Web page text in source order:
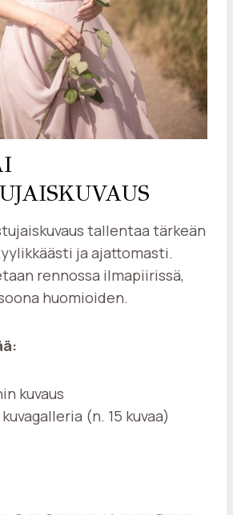
tallentaa tärkeän
ja ajattomasti.
rennossa ilmapiirissä,
huomioiden.
kuvaus
(n. 15 kuvaa)